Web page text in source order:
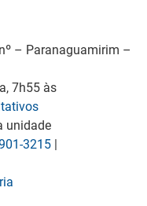
– Paranaguamirim –
7h55 às
unidade
3215 |